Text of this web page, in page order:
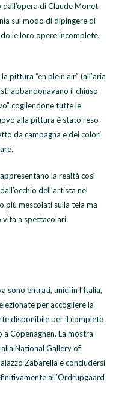
di Claude Monet
sul modo di dipingere di
le loro opere incomplete,
pittura “en plein air” (all’aria
abbandonavano il chiuso
cogliendone tutte le
alla pittura è stato reso
da campagna e dei colori
la realtà così
dell’artista nel
più mescolati sulla tela ma
vita a spettacolari
sono entrati, unici in l’Italia,
per accogliere la
disponibile per il completo
Copenaghen. La mostra
National Gallery of
Zabarella e concludersi
all’Ordrupgaard